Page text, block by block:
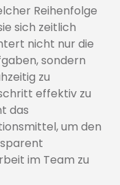
Reihenfolge
sich zeitlich
nicht nur die
sondern
zu
effektiv zu
das
um den
im Team zu